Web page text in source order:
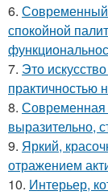
6. Современный
спокойной
7. Это
практичностью
8. Современная
выразительно,
9. Яркий,
отражением
10. Интерьер,